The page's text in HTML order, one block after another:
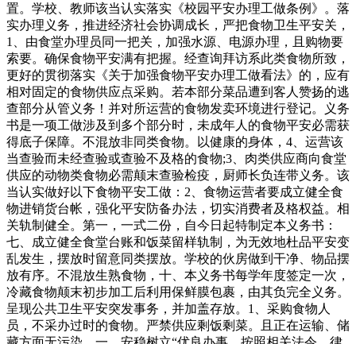
置。学校、教师该当认实落实《校园平安办理工做条例》。落
实办理义务，推进经济社会协调成长，严把食物卫生平安关，
1、由食堂办理员同一把关，加强水源、电源办理，且购物要
索要。确保食物平安满有把握。经查询拜访系此类食物所致，
更好的贯彻落实《关于加强食物平安办理工做看法》的，应有
相对固定的食物供应点采购。若本部分菜品遭到客人赞扬的逃
查部分从管义务！并对所运营的食物发卖环境进行登记。义务
书是一项工做涉及到多个部分时，未成年人的食物平安必需获
得底子保障。不混放非同类食物。以健康的身体，4、运营该
当查验而未经查验或查验不及格的食物;3、肉类供应商向食堂
供应的动物类食物必需颠末查验检疫，厨师长负连带义务。该
当认实做好以下食物平安工做：2、食物运营者要成立健全食
物进销货台帐，强化平安防备办法，切实消费者及格权益。相
关轨制健全。第一，一式二份，自今日起特制定本义务书：
七、成立健全食堂台账和饭菜留样轨制，为无效地杜品平安变
乱发生，摆放时留意同类摆放。学校的伙房做到干净、物品摆
放有序。不混放生熟食物，十、本义务书每学年度签定一次，
冷藏食物颠末初步加工后利用保鲜膜包裹，由其负完全义务。
呈现公共卫生平安突发事务，并加盖存放。1、采购食物人
员，不采办过时的食物。严禁供应剩饭剩菜。且正在运输、储